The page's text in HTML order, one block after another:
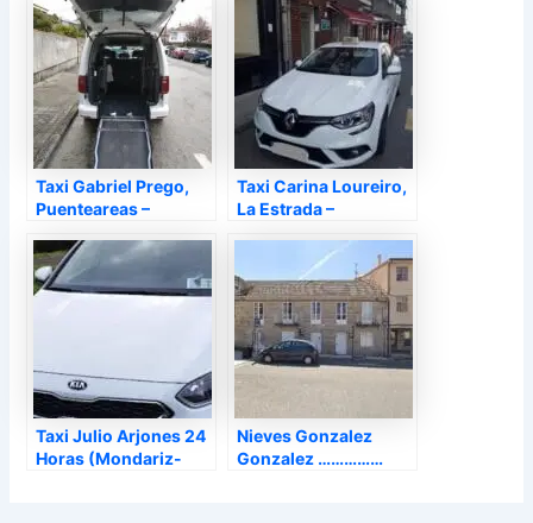
Taxi Gabriel Prego,
Puenteareas –
Taxi Carina Loureiro,
La Estrada –
Taxi Julio Arjones 24
Horas (Mondariz-
Nieves Gonzalez
Gonzalez ……………